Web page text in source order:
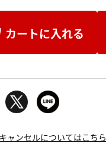
カートに入れる
ャンセルについてはこちら